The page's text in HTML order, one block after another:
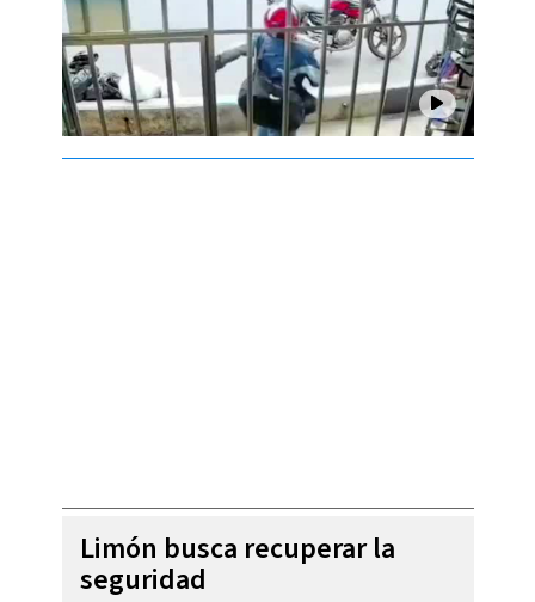
Limón busca recuperar la
seguridad